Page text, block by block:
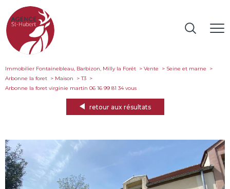
Immobilier Fontainebleau, Barbizon, Milly la Forêt Vente
Seine et marne
Arbonne la foret
Maison
T3
arbonne la foret virginie martin 06 16 99 81 34 vous
retour aux résultats